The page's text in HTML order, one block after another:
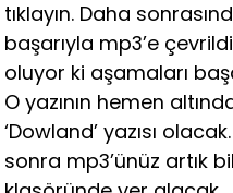
tıklayın. Daha
başarıyla mp3’e
oluyor ki aşamaları
O yazının hemen
‘Dowland’ yazısı
sonra mp3’ünüz artık